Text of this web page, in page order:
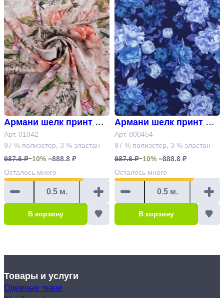
Армани шелк принт Ар
т. 01042
Арт. 01042
97 % полиэстер, 3 % эластан
987.6 ₽−10% =888.8 ₽
Осталось много
В корзину
Армани шелк принт Ар
т. 800454
Арт. 800454
97 % полиэстер, 3 % эластан
987.6 ₽−10% =888.8 ₽
Осталось много
В корзину
Товары и услуги
Одежные ткани